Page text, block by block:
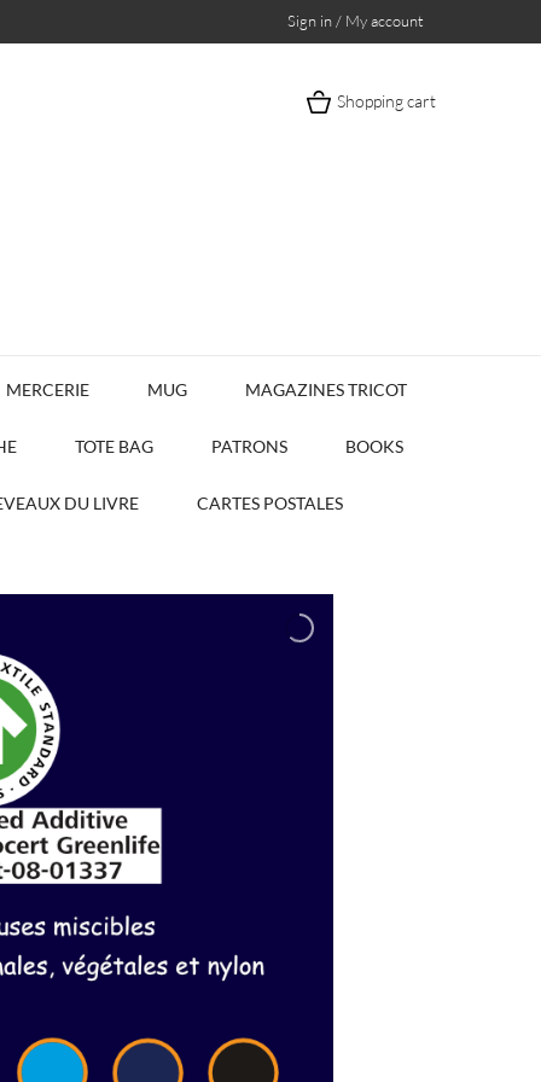
Sign in / My account
Shopping cart
MERCERIE MUG MAGAZINES TRICOT
TOTE BAG PATRONS BOOKS
DU LIVRE CARTES POSTALES